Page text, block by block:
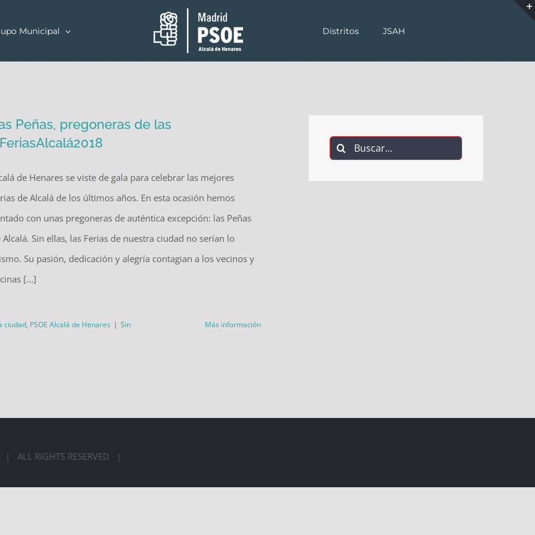
Municipal Distritos JSAH
Peñas, pregoneras de las
de Henares se viste de gala para celebrar las mejores
de Alcalá de los últimos años. En esta ocasión hemos
con unas pregoneras de auténtica excepción: las Peñas
Alcalá. Sin ellas, las Ferias de nuestra ciudad no serían lo
Su pasión, dedicación y alegría contagian a los vecinos y
[...]
ciudad, PSOE Alcalá de Henares | Sin
Más información
Buscar:
| ALL RIGHTS RESERVED |